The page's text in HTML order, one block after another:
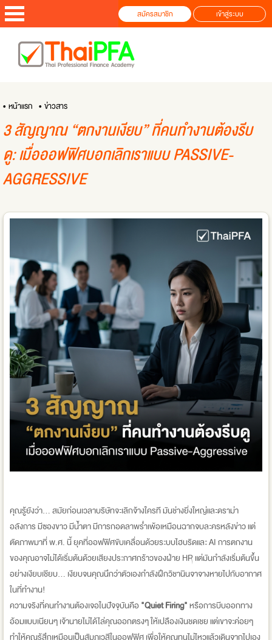
สมัครสมาชิก เข้าสู่ระบบ
• หน้าแรก • ข่าวสาร
3 สัญญาณ “ตกงานเงียบ” ที่คนทำงานต้องรีบ
ดู: เมื่อออฟฟิศบอกเลิกเราแบบ PASSIVE-
AGGRESSIVE
คุณรู้ยังว่า... สมัยก่อนเวลาบริษัทจะเลิกจ้างใครที มันช่างยิ่งใหญ่และดราม่า
อลังการ มีซองขาว มีน้ำตา มีการกอดลาพร่ำเพ้อเหมือนฉากจบละครหลังข่าว แต่
ตัดภาพมาที่ พ.ศ. นี้ ยุคที่ออฟฟิศขับเคลื่อนด้วยระบบไฮบริดและ AI การตกงาน
ของคุณอาจไม่ได้เริ่มต้นด้วยเสียงประกาศกร้าวของฝ่าย HR แต่มันกำลังเริ่มต้นขึ้น
อย่างเงียบเชียบ... เงียบจนคุณนึกว่าตัวเองกำลังฝึกวิชานินจาจางหายไปกับอากาศ
ในที่ทำงาน!
ความจริงที่คนทำงานต้องเจอในปัจจุบันคือ"Quiet Firing"หรือการบีบออกทาง
อ้อมแบบเนียนๆ เจ้านายไม่ได้ไล่คุณออกตรงๆ ให้เปลืองเงินชดเชย แต่เขาจะค่อยๆ
ทำให้คุณรู้สึกเหมือนเป็นสัมภเวสีในออฟฟิศ เพื่อให้คุณทนไม่ไหวแล้วเดินจากไปเอง